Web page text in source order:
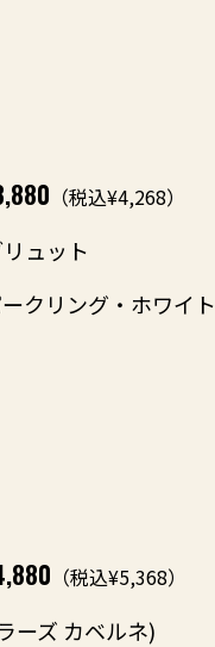
（税込¥4,268）
ュット
クリング・ホワイト
（税込¥5,368）
ーズ カベルネ)